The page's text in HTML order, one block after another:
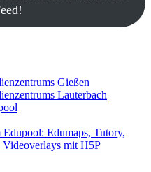
Gießen
Lauterbach
Edumaps, Tutory,
mit H5P